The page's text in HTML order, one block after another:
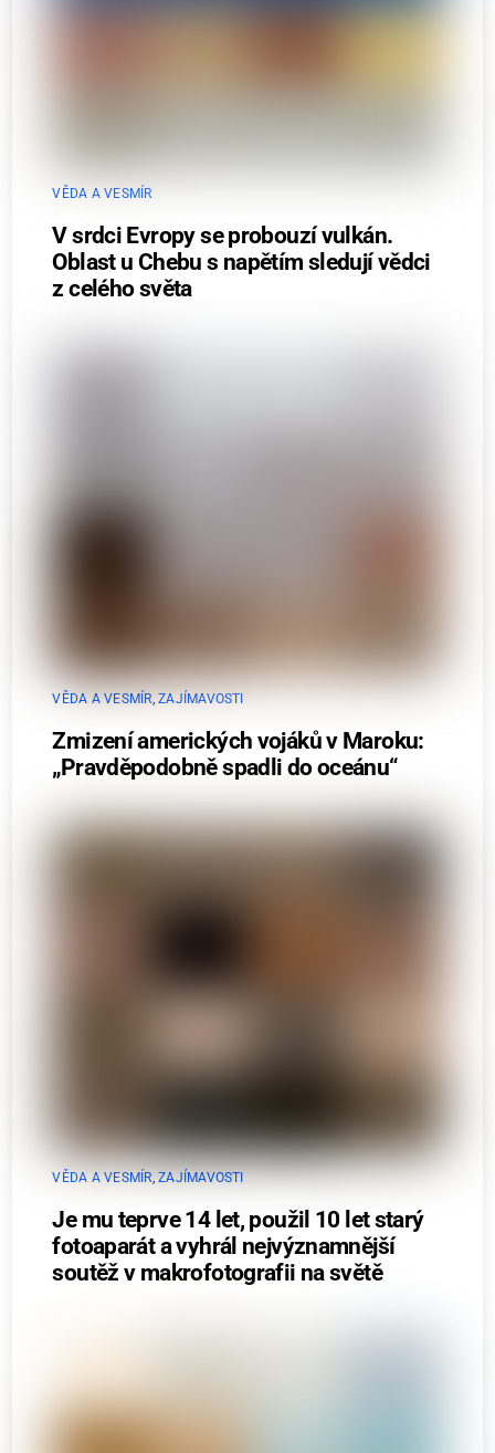
VĚDA A VESMÍR
V srdci Evropy se probouzí vulkán.
Oblast u Chebu s napětím sledují vědci
z celého světa
VĚDA A VESMÍR ,ZAJÍMAVOSTI
Zmizení amerických vojáků v Maroku:
„Pravděpodobně spadli do oceánu“
VĚDA A VESMÍR ,ZAJÍMAVOSTI
Je mu teprve 14 let, použil 10 let starý
fotoaparát a vyhrál nejvýznamnější
soutěž v makrofotografii na světě